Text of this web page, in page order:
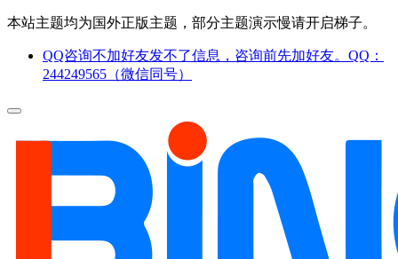
本站主题均为国外正版主题，部分主题演示慢请开启梯子。
QQ咨询不加好友发不了信息，咨询前先加好友。QQ：
244249565（微信同号）